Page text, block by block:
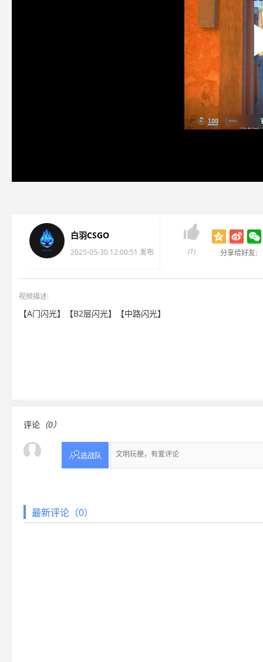
白羽CSGO
2025-05-30 12:00:51 发布

(1) 分享给好友:
视频描述:
【A门闪光】【B2层闪光】【中路闪光】
评论 （0）
选战队
最新评论（0）